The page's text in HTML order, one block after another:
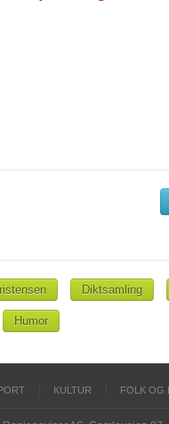
Diktsamling
Humor
KULTUR FOLK OG